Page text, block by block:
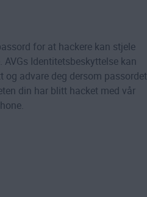
for at hackere kan stjele
Identitetsbeskyttelse kan
og advare deg dersom passordet
din har blitt hacket med vår